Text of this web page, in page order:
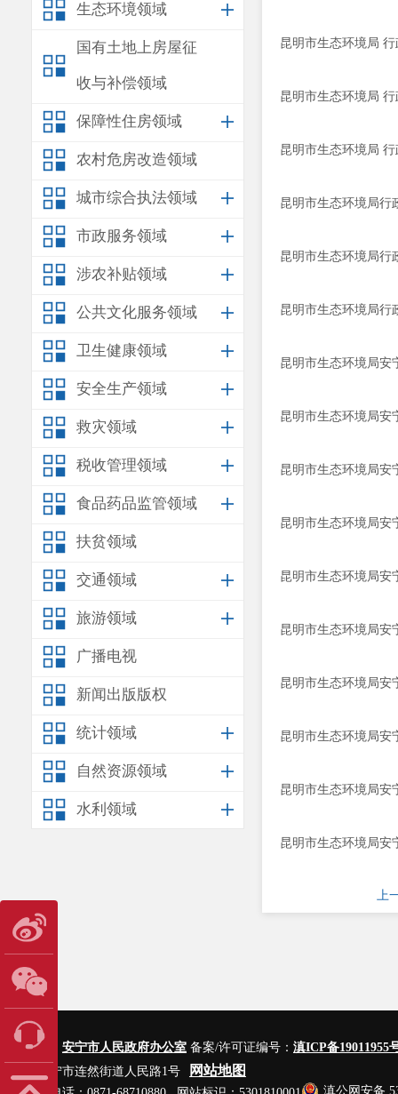
生态环境领域
国有土地上房屋征
收与补偿领域
保障性住房领域
农村危房改造领域
城市综合执法领域
市政服务领域
涉农补贴领域
公共文化服务领域
卫生健康领域
安全生产领域
救灾领域
税收管理领域
食品药品监管领域
扶贫领域
交通领域
旅游领域
广播电视
新闻出版版权
统计领域
自然资源领域
水利领域
昆明市生态环境局
昆明市生态环境局
昆明市生态环境局
昆明市生态环境局行
昆明市生态环境局行
昆明市生态环境局行
昆明市生态环境局安
昆明市生态环境局安
昆明市生态环境局安
昆明市生态环境局安
昆明市生态环境局安
昆明市生态环境局安
昆明市生态环境局安
昆明市生态环境局安
昆明市生态环境局安
昆明市生态环境局安
上
主办单位： 安宁市人民政府办公室 备案/许可证编号： 滇ICP备19011955
地址：安宁市连然街道人民路1号
网站地图
滇公网安备